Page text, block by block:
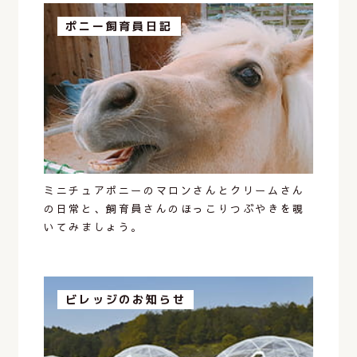
ポニー飼育員日記
ミニチュアポニーのマロンさんとクリームさん
の日常と、飼育員さんのほっこりつぶやきを覗
いてみましょう。
ビレッジのお知らせ